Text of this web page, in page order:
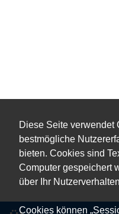
Diese Seite verwendet
bestmögliche
bieten. Cookies sind
Computer gespeichert
über Ihr
Cookies können